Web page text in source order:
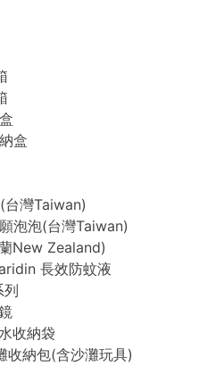
盒
台灣Taiwan)
泡泡(台灣Taiwan)
New Zealand)
長效防蚊液
列
收納袋
納包(含沙灘玩具)
盒
台灣Taiwan)
泡泡(台灣Taiwan)
New Zealand)
長效防蚊液
列
收納袋
納包(含沙灘玩具)